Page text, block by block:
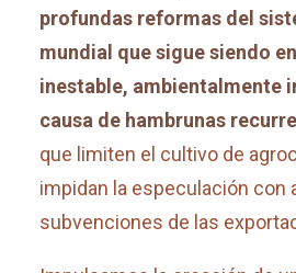
profundas reformas del
mundial que sigue siendo
inestable, ambientalmente
causa de hambrunas
que limiten el cultivo de
impidan la especulación con
subvenciones de las